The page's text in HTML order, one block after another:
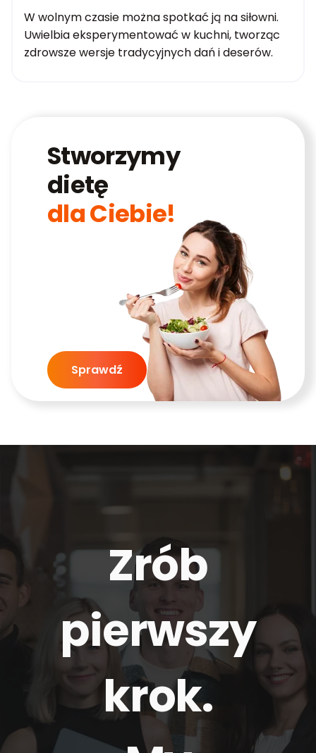
W wolnym czasie można spotkać ją na siłowni.
Uwielbia eksperymentować w kuchni, tworząc
zdrowsze wersje tradycyjnych dań i deserów.
Stworzymy
dietę
dla Ciebie!
Sprawdź
Zrób
pierwszy
krok.